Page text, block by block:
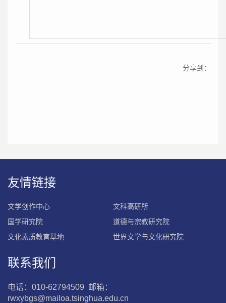
分享到：
友情链接
文学创作中心
文科高研所
国学研究院
道德与宗教研究院
文化素质教育基地
世界文学与文化研究院
联系我们
电话：010-62794509 邮箱：
rwxybgs@mailoa.tsinghua.edu.cn